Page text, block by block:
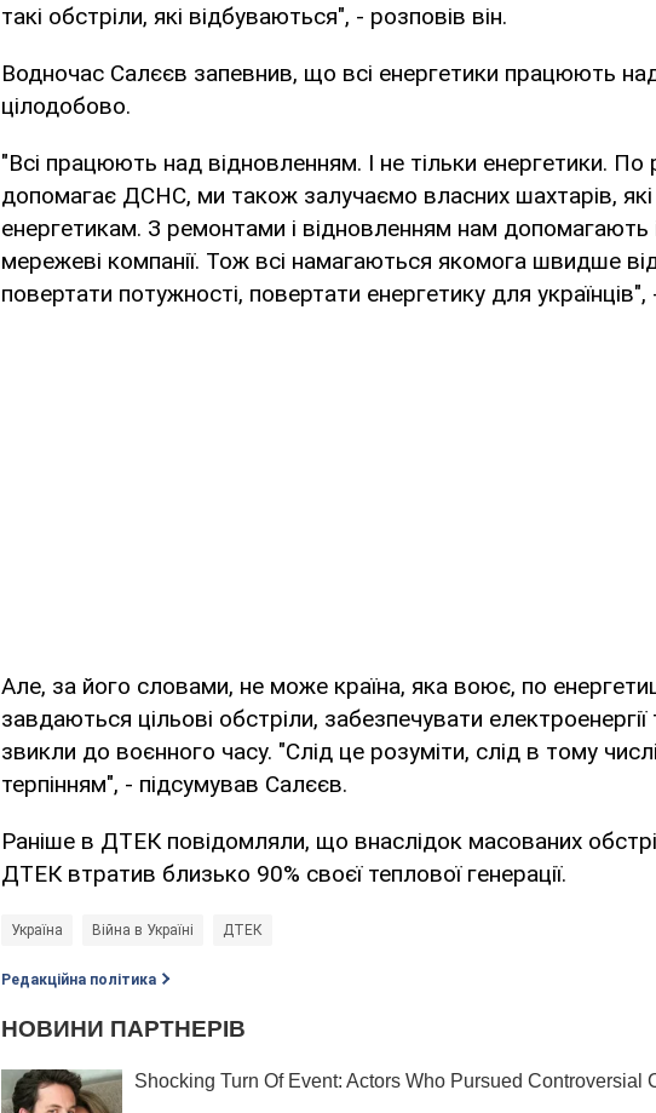
такі обстріли, які відбуваються", - розповів він.
Водночас Салєєв запевнив, що всі енергетики працюють
цілодобово.
"Всі працюють над відновленням. І не тільки енергетики. По
допомагає ДСНС, ми також залучаємо власних шахтарів, які
енергетикам. З ремонтами і відновленням нам допомагають
мережеві компанії. Тож всі намагаються якомога швидше
повертати потужності, повертати енергетику для українців",
Але, за його словами, не може країна, яка воює, по
завдаються цільові обстріли, забезпечувати електроенергії
звикли до воєнного часу. "Слід це розуміти, слід в тому
терпінням", - підсумував Салєєв.
Раніше в ДТЕК повідомляли, що внаслідок масованих
ДТЕК втратив близько 90% своєї теплової генерації.
Україна Війна в Україні ДТЕК
Редакційна політика